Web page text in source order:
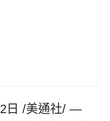
日 /美通社/ —